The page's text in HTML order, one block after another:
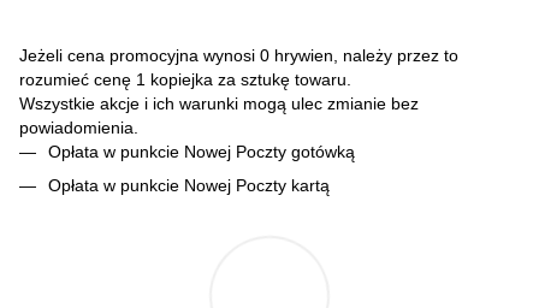
Jeżeli cena promocyjna wynosi 0 hrywien, należy przez to
rozumieć cenę 1 kopiejka za sztukę towaru.
Wszystkie akcje i ich warunki mogą ulec zmianie bez
powiadomienia.
Opłata w punkcie Nowej Poczty gotówką
Opłata w punkcie Nowej Poczty kartą